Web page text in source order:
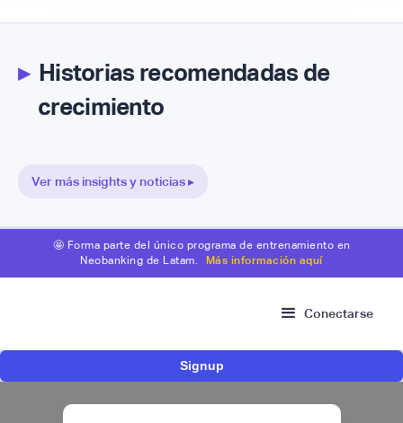
▸Historias recomendadas de
crecimiento
Ver más insights y noticias ▸
🤩 Forma parte del único programa de entrenamiento en
Neobanking de Latam.
Más información aquí
Conectarse
Signup
fraude, identidad e IA que marcarán el futuro